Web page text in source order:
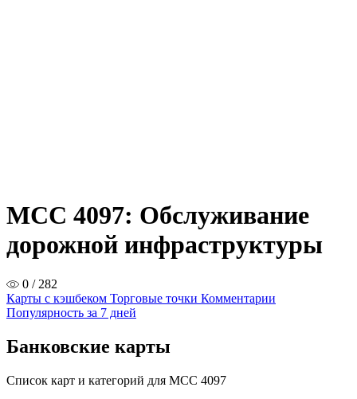
MCC 4097: Обслуживание
дорожной инфраструктуры
0 / 282
Карты с кэшбеком Торговые точки Комментарии
Популярность за 7 дней
Банковские карты
Список карт и категорий для MCC 4097